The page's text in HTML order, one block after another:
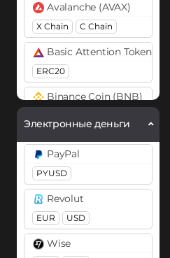
Avalanche (AVAX)
X Chain C Chain
Basic Attention Token
ERC20
Binance Coin (BNB)
Bitcoin (BTC)
BTC
Bitcoin Cash (BCH)
Cardano (ADA)
Chainlink (LINK)
BEP20 ERC20
Электронные деньги
PayPal
PYUSD
Revolut
EUR USD
Wise